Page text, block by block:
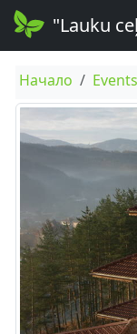
"Lauku
Начало Events